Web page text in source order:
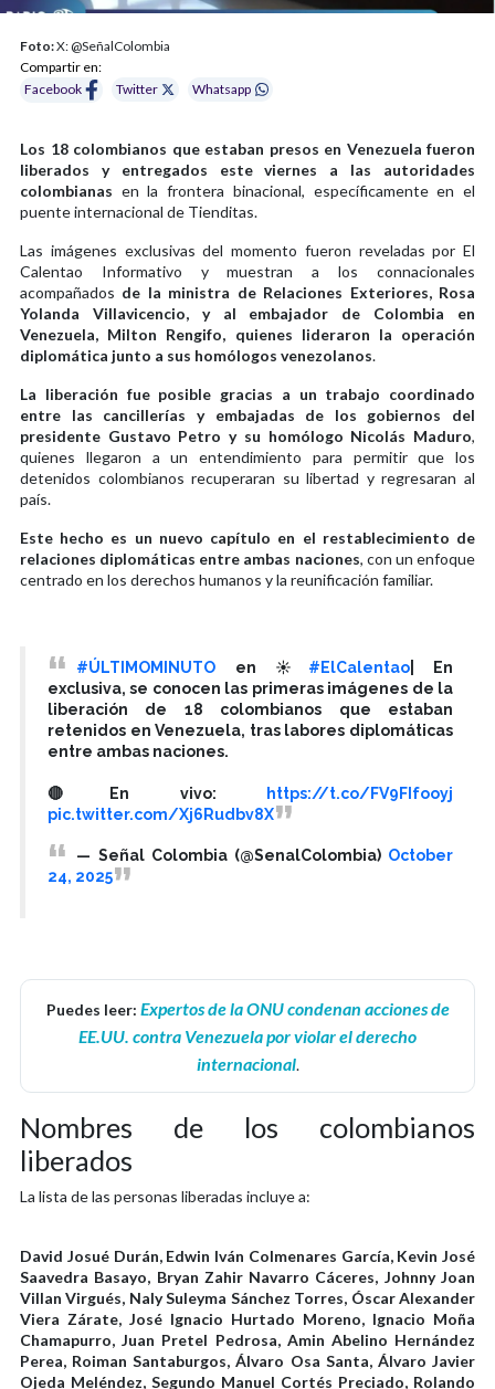
Foto:X: @SeñalColombia
Compartir en:
Facebook
Twitter Whatsapp
Los 18 colombianos que estaban presos en Venezuela fueron
liberados y entregados este viernes a las autoridades
colombianas en la frontera binacional, específicamente en el
puente internacional de Tienditas.
Las imágenes exclusivas del momento fueron reveladas por El
Calentao Informativo y muestran a los connacionales
acompañados de la ministra de Relaciones Exteriores, Rosa
Yolanda Villavicencio, y al embajador de Colombia en
Venezuela, Milton Rengifo, quienes lideraron la operación
diplomática junto a sus homólogos venezolanos.
La liberación fue posible gracias a un trabajo coordinado
entre las cancillerías y embajadas de los gobiernos del
presidente Gustavo Petro y su homólogo Nicolás Maduro,
quienes llegaron a un entendimiento para permitir que los
detenidos colombianos recuperaran su libertad y regresaran al
país.
Este hecho es un nuevo capítulo en el restablecimiento de
relaciones diplomáticas entre ambas naciones, con un enfoque
centrado en los derechos humanos y la reunificación familiar.
#ÚLTIMOMINUTO en ☀️ #ElCalentao| En
exclusiva, se conocen las primeras imágenes de la
liberación de 18 colombianos que estaban
retenidos en Venezuela, tras labores diplomáticas
entre ambas naciones.
🔴En vivo:
https://t.co/FV9FIfooyj
pic.twitter.com/Xj6Rudbv8X
— Señal Colombia (@SenalColombia) October
24, 2025
Puedes leer: Expertos de la ONU condenan acciones de
EE.UU. contra Venezuela por violar el derecho
internacional.
Nombres de los colombianos
liberados
La lista de las personas liberadas incluye a:
David Josué Durán, Edwin Iván Colmenares García, Kevin José
Saavedra Basayo, Bryan Zahir Navarro Cáceres, Johnny Joan
Villan Virgués, Naly Suleyma Sánchez Torres, Óscar Alexander
Viera Zárate, José Ignacio Hurtado Moreno, Ignacio Moña
Chamapurro, Juan Pretel Pedrosa, Amin Abelino Hernández
Perea, Roiman Santaburgos, Álvaro Osa Santa, Álvaro Javier
Ojeda Meléndez, Segundo Manuel Cortés Preciado, Rolando